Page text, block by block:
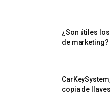
¿Son útiles
de marketing?
copia de